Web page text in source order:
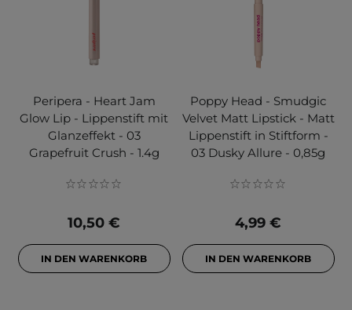
Peripera - Heart Jam
Glow Lip - Lippenstift mit
Glanzeffekt - 03
Grapefruit Crush - 1.4g
10,50 €
IN DEN WARENKORB
Poppy Head - Smudgic
Velvet Matt Lipstick - Matt
Lippenstift in Stiftform -
03 Dusky Allure - 0,85g
4,99 €
IN DEN WARENKORB